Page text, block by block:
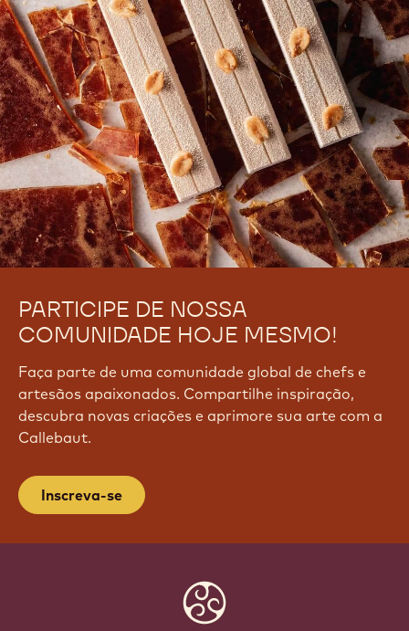
PARTICIPE DE NOSSA
COMUNIDADE HOJE MESMO!
Faça parte de uma comunidade global de chefs e
artesãos apaixonados. Compartilhe inspiração,
descubra novas criações e aprimore sua arte com a
Callebaut.
Inscreva-se